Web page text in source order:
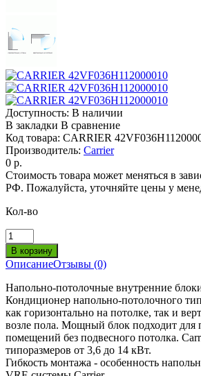
Доступность: В наличии
В закладки В сравнение
Код товара: CARRIER
Производитель: Carrier
0 р.
Стоимость товара может меняться в
РФ. Пожалуйста, уточняйте цены у
Кол-во
ОписаниеОтзывы (0)
Напольно-потолочные внутренние
Кондиционер напольно-потолочного
как горизонтально на потолке, так и
возле пола. Мощный блок подходит для
помещений без подвесного потолка.
типоразмеров от 3,6 до 14 кВт.
Гибкость монтажа - особенность